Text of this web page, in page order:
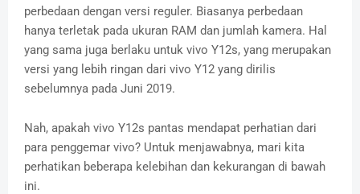
perbedaan dengan versi reguler. Biasanya perbedaan
hanya terletak pada ukuran RAM dan jumlah kamera. Hal
yang sama juga berlaku untuk vivo Y12s, yang merupakan
versi yang lebih ringan dari vivo Y12 yang dirilis
sebelumnya pada Juni 2019.
Nah, apakah vivo Y12s pantas mendapat perhatian dari
para penggemar vivo? Untuk menjawabnya, mari kita
perhatikan beberapa kelebihan dan kekurangan di bawah
ini.